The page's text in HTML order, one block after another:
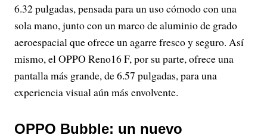
6.32 pulgadas, pensada para un uso cómodo con una
sola mano, junto con un marco de aluminio de grado
aeroespacial que ofrece un agarre fresco y seguro. Así
mismo, el OPPO Reno16 F, por su parte, ofrece una
pantalla más grande, de 6.57 pulgadas, para una
experiencia visual aún más envolvente.
OPPO Bubble: un nuevo